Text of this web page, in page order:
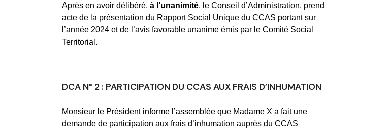
Après en avoir délibéré, à l’unanimité, le Conseil d’Administration, prend
acte de la présentation du Rapport Social Unique du CCAS portant sur
l’année 2024 et de l’avis favorable unanime émis par le Comité Social
Territorial.
DCA N° 2 : PARTICIPATION DU CCAS AUX FRAIS D’INHUMATION
Monsieur le Président informe l’assemblée que Madame X a fait une
demande de participation aux frais d’inhumation auprès du CCAS